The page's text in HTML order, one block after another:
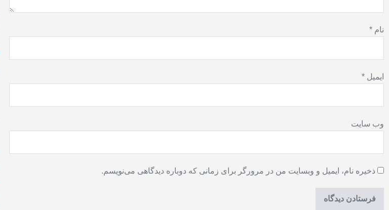
نام *
ایمیل *
وب‌ سایت
ذخیره نام، ایمیل و وبسایت من در مرورگر برای زمانی که دوباره دیدگاهی می‌نویسم.